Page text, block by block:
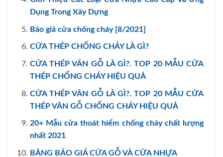
Dụng Trong Xây Dựng
Báo giá cửa chống cháy [8/2021]
CỬA THÉP CHỐNG CHÁY LÀ GÌ?
CỬA THÉP VÂN GỖ LÀ GÌ?. TOP 20 MẪU CỬA
THÉP CHỐNG CHÁY HIỆU QUẢ
CỬA THÉP VÂN GỖ LÀ GÌ?. TOP 20 MẪU CỬA
THÉP VÂN GỖ CHỐNG CHÁY HIỆU QUẢ
20+ Mẫu cửa thoát hiểm chống cháy chất lượng
nhất 2021
BẢNG BÁO GIÁ CỬA GỖ VÀ CỬA NHỰA